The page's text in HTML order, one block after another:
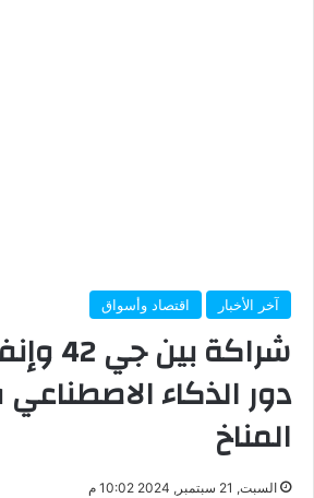
آخر الأخبار اقتصاد وأسواق
شراكة
دور الذكاء
المناخ
السبت, 21 سبتمبر, 2024 10:02 م